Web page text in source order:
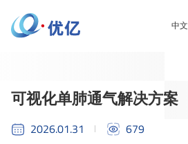
中文
可视化单肺通气解决方案
2026.01.31 679